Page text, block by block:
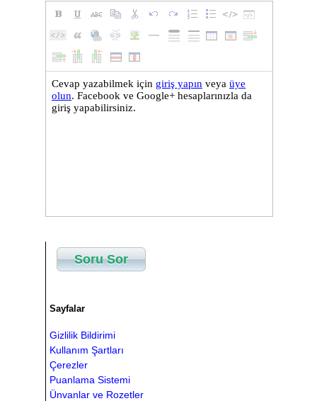
Soru Sor
Sayfalar
Gizlilik Bildirimi
Kullanım Şartları
Çerezler
Puanlama Sistemi
Ünvanlar ve Rozetler